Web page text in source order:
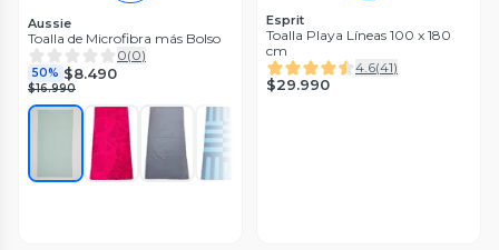
Aussie
Toalla de Microfibra más Bolso
0(0)
50% $8.490
$16.990
Esprit
Toalla Playa Líneas 100 x 180
cm
4.6(41)
$29.990